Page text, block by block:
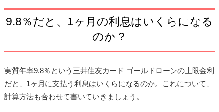
9.8％だと、1ヶ月の利息はいくらになる
のか？
実質年率9.8％という三井住友カード ゴールドローンの上限金利
だと、1ヶ月に支払う利息はいくらになるのか。これについて、
計算方法も合わせて書いていきましょう。